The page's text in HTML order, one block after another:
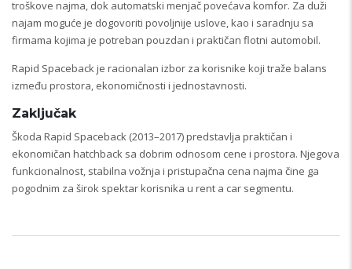
troškove najma, dok automatski menjač povećava komfor. Za duži
najam moguće je dogovoriti povoljnije uslove, kao i saradnju sa
firmama kojima je potreban pouzdan i praktičan flotni automobil.
Rapid Spaceback je racionalan izbor za korisnike koji traže balans
između prostora, ekonomičnosti i jednostavnosti.
Zaključak
Škoda Rapid Spaceback (2013–2017) predstavlja praktičan i
ekonomičan hatchback sa dobrim odnosom cene i prostora. Njegova
funkcionalnost, stabilna vožnja i pristupačna cena najma čine ga
pogodnim za širok spektar korisnika u rent a car segmentu.